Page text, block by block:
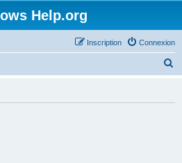
Help.org
Connexion
Inscription